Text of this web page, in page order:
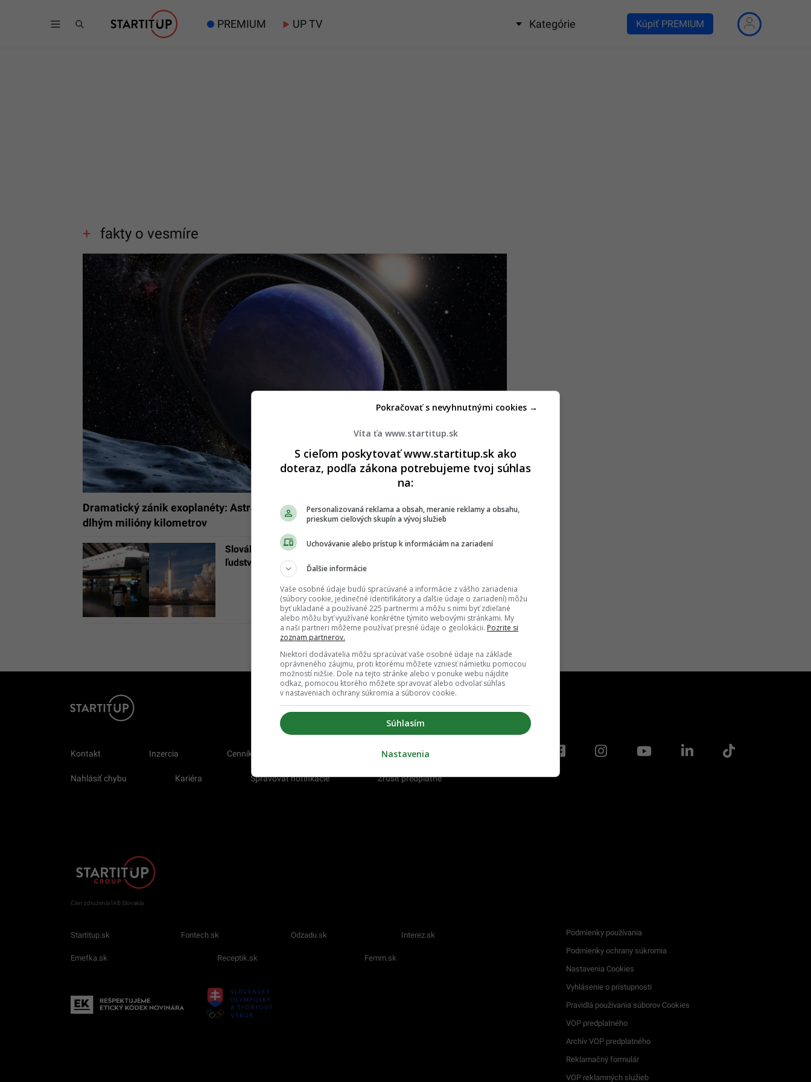
PREMIUM UP TV Kategórie Kúpiť PREMIUM
fakty o vesmíre
Dramatický zánik exoplanéty: Astronómovia pozorujú rozpadajúci sa svet s chvostom
dlhým milióny kilometrov
Slovák Peter pracoval v NASA: Vysvetlil nám, čo sa stane s
ľudstvom, keď vyhasne Slnko
Kontakt Inzercia Cenník Redakcia
Nahlásiť chybu Kariéra Spravovať notifikácie Zrušiť predplatné
Člen združenia IAB Slovakia
Startitup.sk Fontech.sk Odzadu.sk Interez.sk
Emefka.sk Receptik.sk Femm.sk
Podmienky používania
Podmienky ochrany súkromia
Nastavenia Cookies
Vyhlásenie o prístupnosti
Pravidlá používania súborov Cookies
VOP predplatného
Archív VOP predplatného
Reklamačný formulár
VOP reklamných služieb
Víta ťa www.startitup.sk
S cieľom poskytovať www.startitup.sk ako
doteraz, podľa zákona potrebujeme tvoj súhlas
na:
Personalizovaná reklama a obsah, meranie reklamy a obsahu,
prieskum cieľových skupín a vývoj služieb
Uchovávanie alebo prístup k informáciám na zariadení
Ďalšie informácie
Vaše osobné údaje budú spracúvané a informácie z vášho zariadenia
(súbory cookie, jedinečné identifikátory a ďalšie údaje o zariadení) môžu
byť ukladané a používané 225 partnermi a môžu s nimi byť zdieľané
alebo môžu byť využívané konkrétne týmito webovými stránkami. My
a naši partneri môžeme používať presné údaje o geolokácii. Pozrite si
zoznam partnerov.
Niektorí dodávatelia môžu spracúvať vaše osobné údaje na základe
oprávneného záujmu, proti ktorému môžete vzniesť námietku pomocou
možností nižšie. Dole na tejto stránke alebo v ponuke webu nájdite
odkaz, pomocou ktorého môžete spravovať alebo odvolať súhlas
v nastaveniach ochrany súkromia a súborov cookie.
Súhlasím
Pokračovať s nevyhnutnými cookies →
Nastavenia